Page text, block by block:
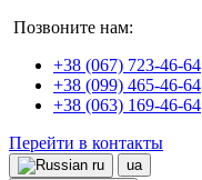
Позвоните нам:
+38 (067) 723-46-64
+38 (099) 465-46-64
+38 (063) 169-46-64
Перейти в контакты
ru
ua